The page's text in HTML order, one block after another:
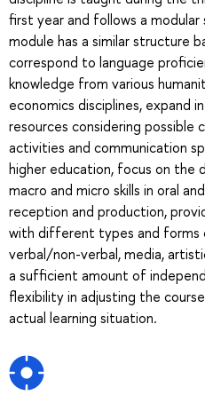
first year and follows a
module has a similar structure
correspond to language
knowledge from various
economics disciplines, expand
resources considering
activities and communication
higher education, focus on the
macro and micro skills in oral
reception and production,
with different types and forms
verbal/non-verbal, media,
a sufficient amount of
flexibility in adjusting the
actual learning situation.